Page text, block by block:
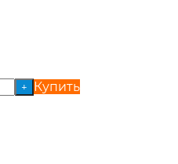
+
Купить